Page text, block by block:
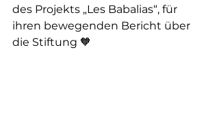
des Projekts „Les Babalias“, für
ihren bewegenden Bericht über
die Stiftung 🧡